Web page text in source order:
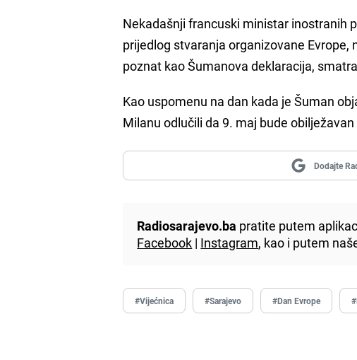
Nekadašnji francuski ministar inostranih
prijedlog stvaranja organizovane
poznat kao Šumanova deklaracija,
Kao uspomenu na dan kada je Šuman
Milanu odlučili da 9. maj bude obilježavan
Dodajte
Radiosarajevo.ba pratite putem
Facebook | Instagram, kao i putem
#Vijećnica #Sarajevo #Dan Evrope